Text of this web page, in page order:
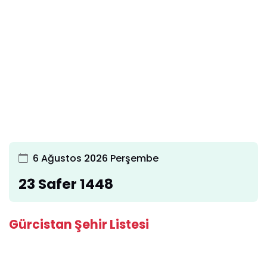
6 Ağustos 2026 Perşembe
23 Safer 1448
Gürcistan Şehir Listesi